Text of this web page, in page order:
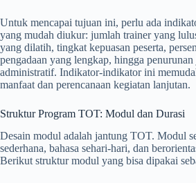
Untuk mencapai tujuan ini, perlu ada
yang mudah diukur: jumlah trainer yang
yang dilatih, tingkat kepuasan peserta,
pengadaan yang lengkap, hingga penurunan
administratif. Indikator-indikator ini
manfaat dan perencanaan kegiatan lanjutan.
Struktur Program TOT: Modul dan Durasi
Desain modul adalah jantung TOT. Modul
sederhana, bahasa sehari-hari, dan
Berikut struktur modul yang bisa dipakai